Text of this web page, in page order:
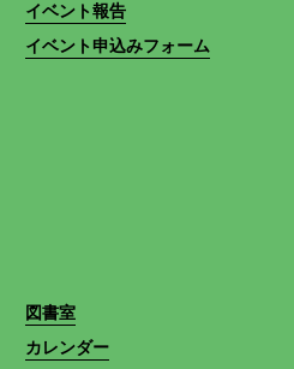
イベント報告
イベント申込みフォーム
図書室
カレンダー